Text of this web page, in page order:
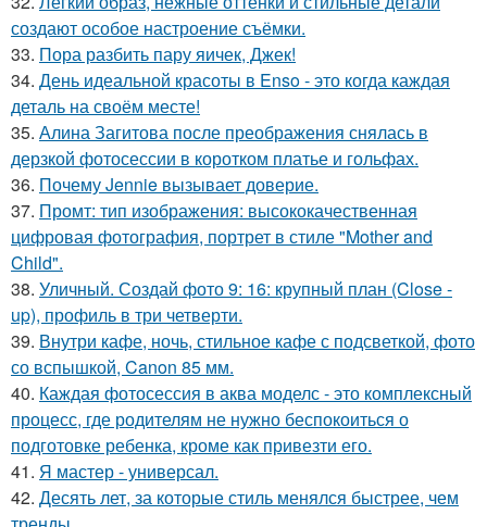
создают особое настроение съёмки.
33. Пора разбить пару яичек, Джек!
34. День идеальной красоты в Enso - это когда каждая
деталь на своём месте!
35. Алина Загитова после преображения снялась в
дерзкой фотосессии в коротком платье и гольфах.
36. Почему Jennie вызывает доверие.
37. Промт: тип изображения: высококачественная
цифровая фотография, портрет в стиле "Mother and
Child".
38. Уличный. Создай фото 9: 16: крупный план (Close -
up), профиль в три четверти.
39. Внутри кафе, ночь, стильное кафе с подсветкой, фото
со вспышкой, Canon 85 мм.
40. Каждая фотосессия в аква моделс - это комплексный
процесс, где родителям не нужно беспокоиться о
подготовке ребенка, кроме как привезти его.
41. Я мастер - универсал.
42. Десять лет, за которые стиль менялся быстрее, чем